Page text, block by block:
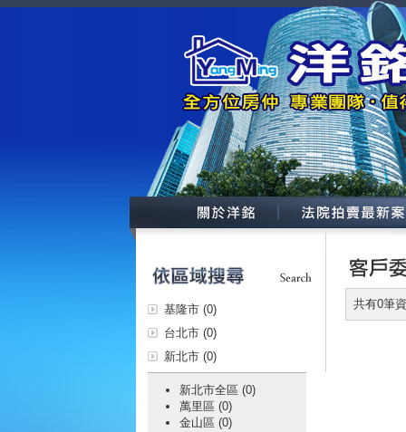
基隆市 (0)
台北市 (0)
新北市 (0)
新北市全區 (0)
萬里區 (0)
金山區 (0)
共有0筆